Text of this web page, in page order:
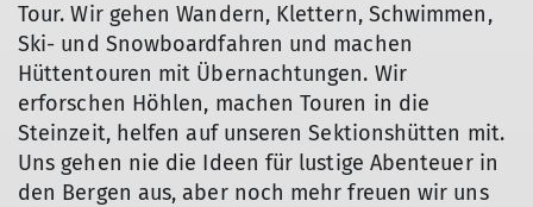
Tour. Wir gehen Wandern, Klettern, Schwimmen,
Ski- und Snowboardfahren und machen
Hüttentouren mit Übernachtungen. Wir
erforschen Höhlen, machen Touren in die
Steinzeit, helfen auf unseren Sektionshütten mit.
Uns gehen nie die Ideen für lustige Abenteuer in
den Bergen aus, aber noch mehr freuen wir uns